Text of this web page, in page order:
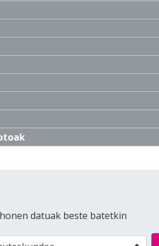
datuak beste batetkin